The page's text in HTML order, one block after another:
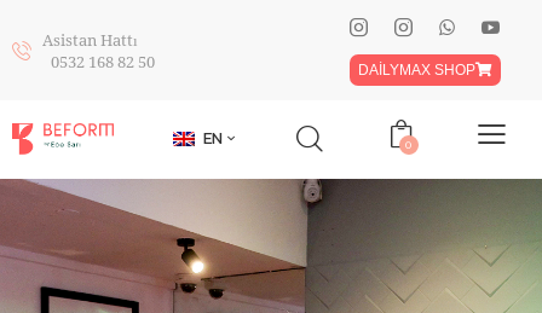
Asistan Hattı
0532 168 82 50
DAİLYMAX SHOP
EN 0